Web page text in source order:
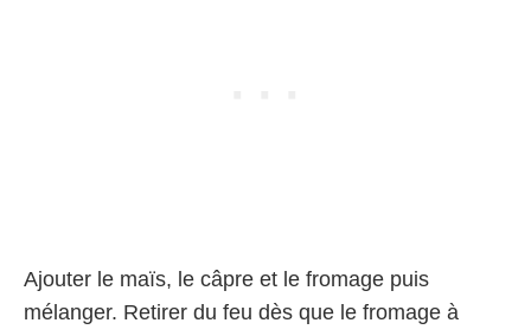
Ajouter le maïs, le câpre et le fromage puis
mélanger. Retirer du feu dès que le fromage à